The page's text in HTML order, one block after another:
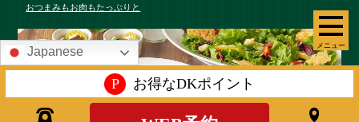
メニュー
おつまみもお肉もたっぷりと
Japanese
P お得なDKポイント